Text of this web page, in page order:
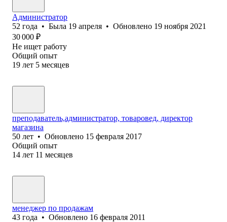
Администратор
52 года • Была 19 апреля • Обновлено 19 ноября 2021
30 000 ₽
Не ищет работу
Общий опыт
19 лет 5 месяцев
преподаватель,администратор, товаровед, директор
магазина
50 лет • Обновлено 15 февраля 2017
Общий опыт
14 лет 11 месяцев
менеджер по продажам
43 года • Обновлено 16 февраля 2011